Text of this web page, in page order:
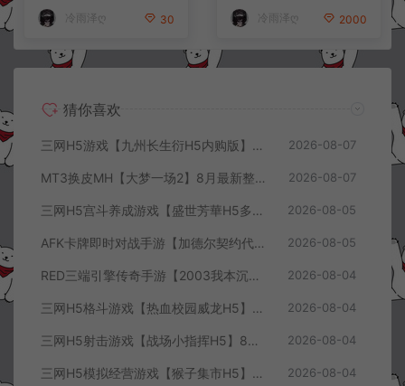
+视频教程
冷雨泽ღ 30
+详细搭建教程+视频教程
冷雨泽ღ 2000
猜你喜欢
三网H5游戏【九州长生衍H5内购版】8月最新整理Linux手工服务端+管理后台+GM授权后台+简易安卓客户端+详细搭建教程+视频教程 2026-08-07
MT3换皮MH【大梦一场2】8月最新整理Linux手工服务端+源码+管理后台+安卓苹果双端+详细搭建教程+视频教程 2026-08-07
三网H5宫斗养成游戏【盛世芳華H5多区跨服代金券内购优化版】8月最新整理Linux手工服务端+CDK授权后台+全资源安卓+详细搭建教程+视频教程 2026-08-05
AFK卡牌即时对战手游【加德尔契约代金券内购修复版】8月最新整理Linux手工服务端+前后端全套源码+CDK授权后台+安卓苹果双端+详细搭建教程+视频教程 2026-08-05
RED三端引擎传奇手游【2003我本沉默三职业】8月最新整理Win一键服务端+PC安卓+详细搭建教程 2026-08-04
三网H5格斗游戏【热血校园威龙H5】8月最新整理Linux手工服务端+Win一键服务端+解压即玩+简易安卓客户端+详细搭建教程 2026-08-04
三网H5射击游戏【战场小指挥H5】8月最新整理Linux手工服务端+Win一键服务端+解压即玩+简易安卓客户端+详细搭建教程 2026-08-04
三网H5模拟经营游戏【猴子集市H5】8月最新整理Linux手工服务端+Win一键服务端+解压即玩+简易安卓客户端+详细搭建教程 2026-08-04